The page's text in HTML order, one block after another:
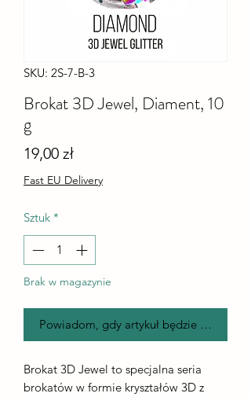
SKU: 2S-7-B-3
Brokat 3D Jewel, Diament, 10
g
19,00 złCena
Fast EU Delivery
Sztuk *
Brak w magazynie
Powiadom, gdy artykuł będzie dostępny
Brokat 3D Jewel to specjalna seria
brokatów w formie kryształów 3D z